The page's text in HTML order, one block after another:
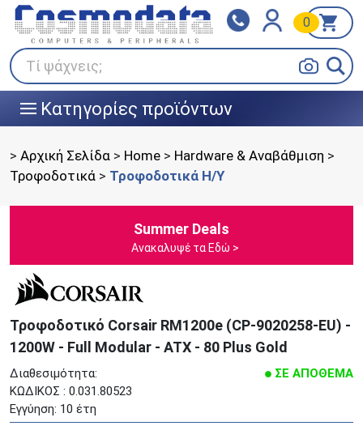
Τί ψάχνεις;
0
||| Κατηγορίες προϊόντων
Klarna
Πληρώστε σε 3
άτοκες δόσεις
BOX NOW
> Αρχική Σελίδα > Home > Hardware & Αναβάθμιση >
Τροφοδοτικά > Τροφοδοτικά Η/Υ
Summer Deals
Ανακαλυψέ τα Εδώ >
Τροφοδοτικό Corsair RM1200e (CP-9020258-EU) -
1200W - Full Modular - ATX - 80 Plus Gold
Διαθεσιμότητα:
ΣΕ ΑΠΟΘΕΜΑ
ΚΩΔΙΚΟΣ : 0.031.80523
Εγγύηση: 10 έτη